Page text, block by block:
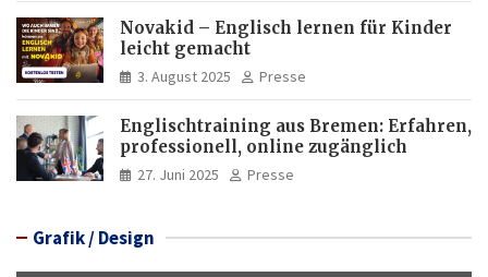
Novakid – Englisch lernen für Kinder
leicht gemacht
3. August 2025 Presse
Englischtraining aus Bremen: Erfahren,
professionell, online zugänglich
27. Juni 2025 Presse
Grafik / Design